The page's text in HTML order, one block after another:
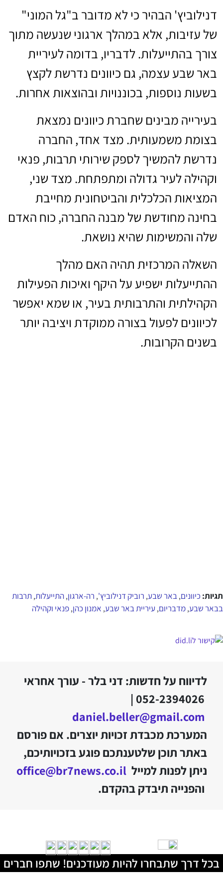
דנילוביץ' הבהיר כי לא מדובר ב"גל המוני"
של עזיבות, אלא במהלך ארגוני שנעשה מתוך
צורך בהתייעלות. לדבריו, בדומה לעיריית
באר שבע עצמה, גם כיוונים נדרשת לקצץ
בשעות נוספות, בכוננויות ובהוצאות אחרות.
בעירייה מבינים שחברת כיוונים נמצאת
בצומת משמעותית. מצד אחד, החברה
נדרשת להמשיך לספק שירותי תרבות, פנאי
וקהילה לעיר גדולה ומתפתחת. מצד שני,
המציאות הכלכלית והביטחונית מחייבת
בחינה מחודשת של מבנה החברה, כוח האדם
שלה והמשימות שהיא נושאת.
השאלה המרכזית תהיה האם מהלך
ההתייעלות ישפיע על היקף ואיכות הפעילות
הקהילתית והתרבותית בעיר, או שמא יאפשר
לכיוונים לפעול בצורה ממוקדת ויציבה יותר
בשנים הקרובות.
תגיות: כיוונים,באר שבע, רוביק דנילוביץ', רה-ארגון,התייעלות,תרבות
בבאר שבע,מדבריום, עיריית באר שבע, אמנון כהן,פנאי וקהילה
לדיווח על חדשות: דני בלר - עורך אחראי
052-2394026 |
daniel.beller@gmail.com
המערכת מכבדת זכויות יוצרים. אם פורסם
באתר תוכן שלטענתכם פוגע בזכויותיכם,
ניתן לפנות למייל office@br7news.co.il
והפנייה תיבדק בהקדם.
בכל דרך שתבחרו להיות מעודכנים! שתפו חברים